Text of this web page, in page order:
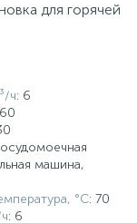
для горячей
ч: 6
машина,
°С: 70
: 6